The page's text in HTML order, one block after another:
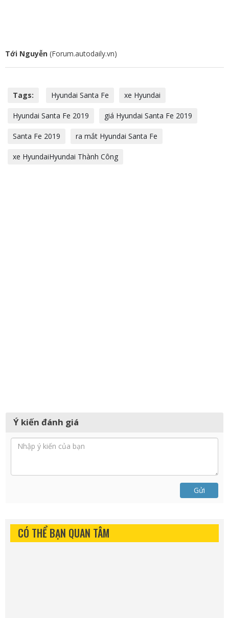
Tới Nguyễn (Forum.autodaily.vn)
Tags: Hyundai Santa Fe xe Hyundai
Hyundai Santa Fe 2019 giá Hyundai Santa Fe 2019
Santa Fe 2019 ra mắt Hyundai Santa Fe
xe HyundaiHyundai Thành Công
Ý kiến đánh giá
Gửi
CÓ THỂ BẠN QUAN TÂM